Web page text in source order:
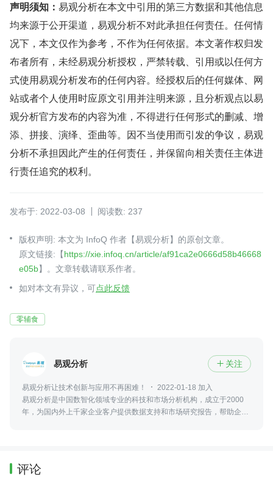
声明须知： 易观分析在本文中引用的第三方数据和其他信息
均来源于公开渠道，易观分析不对此承担任何责任。任何情
况下，本文仅作为参考，不作为任何依据。本文著作权归发
布者所有，未经易观分析授权，严禁转载、引用或以任何方
式使用易观分析发布的任何内容。经授权后的任何媒体、网
站或者个人使用时应原文引用并注明来源，且分析观点以易
观分析官方发布的内容为准，不得进行任何形式的删减、增
添、拼接、演绎、歪曲等。因不当使用而引发的争议，易观
分析不承担因此产生的任何责任，并保留向相关责任主体进
行责任追究的权利。
发布于: 2022-03-08 阅读数: 237
版权声明: 本文为 InfoQ 作者【易观分析】的原创文章。
原文链接:【https://xie.infoq.cn/article/af91ca2e0666d58b46668
e05b】。文章转载请联系作者。
如对本文有异议，可点此反馈
零辅食
易观分析  关注
易观分析让技术创新与应用不再困难！
2022-01-18 加入
易观分析是中国数智化领域专业的科技和市场分析机构，成立于2000
年，为国内外上千家企业客户提供数据支持和市场研究报告，帮助企业
评论